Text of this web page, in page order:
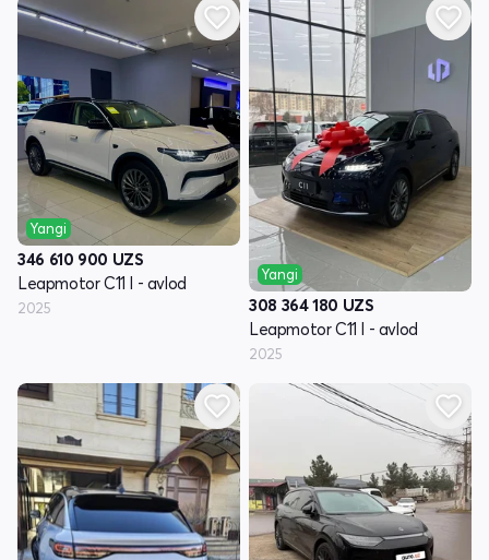
Yangi
346 610 900 UZS
Leapmotor C11 I - avlod
2025
Yangi
308 364 180 UZS
Leapmotor C11 I - avlod
2025